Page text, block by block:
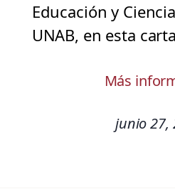
Educación y
UNAB, en esta
Más
junio 27,